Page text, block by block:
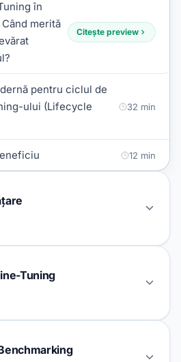
în
merită
Citește preview
pentru ciclul de
ului (Lifecycle
32 min
12 min
și Diversitate
Redaction,
32 min
Source cu Hugging
Tuning
Cu Ce Cost